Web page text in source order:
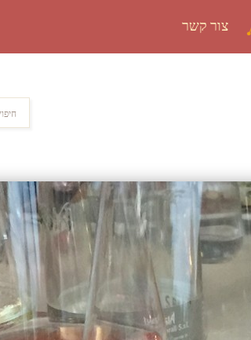
צור קשר